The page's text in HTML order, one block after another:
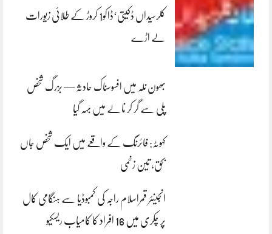
کلرسیداں ڈکیتی‘ڈاکو1 کروڑ کے طلائی زیورات
لے اڑے
بھون نلہ میں افسوسناک حادثہ — بزرگ شخص
پلی سے گر کر نالے میں بہہ گیا
کہوٹہ: فائرنگ کے واقعے میں ایک شخص جاں
بحق، تین زخمی
انجینئر قمراسلام راجہ کی کمبوڈیا سے ہنگامی کال
پر چکری میں 16 افراد کا کامیاب ریسکیو